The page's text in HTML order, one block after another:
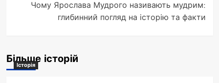
Чому Ярослава Мудрого називають мудрим:
глибинний погляд на історію та факти
Більше історій
Історія